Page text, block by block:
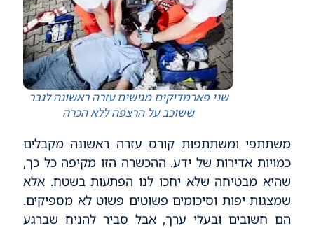
שני פארמדיקים מגישים עזרה ראשונה לגבר
ששוכב על הרצפה ללא הכרה
משתתפי ומשתתפות קורס עזרה ראשונה מקבלים
כמויות אדירות של ידע. ההכשרה הזו מקיפה כל כך,
שהיא מבטיחה שלא יחכו לנו הפתעות בשטח. אלא
שמצגות יפות וסיכומים פשוטים פשוט לא מספיקים.
הם חשובים ובעלי ערך, אבל סביר להניח שברגע